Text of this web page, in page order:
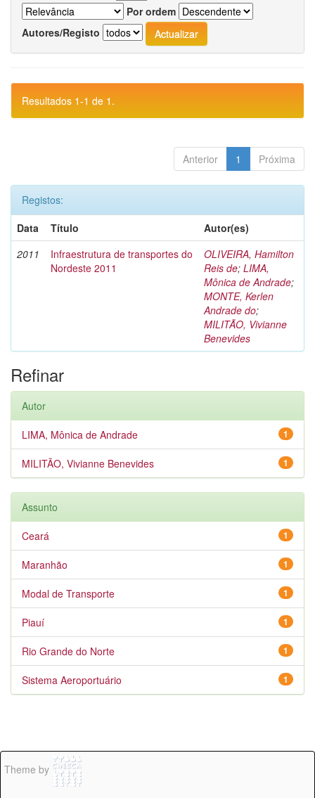
Por ordem
Autores/Registo
Resultados 1-1 de 1.
Anterior 1 Próxima
Registos:
Data
Título
Autor(es)
2011
Infraestrutura de transportes do
Nordeste 2011
OLIVEIRA, Hamilton
Reis de; LIMA,
Mônica de Andrade;
MONTE, Kerlen
Andrade do;
MILITÃO, Vivianne
Benevides
Refinar
Autor
1
LIMA, Mônica de Andrade
1
MILITÃO, Vivianne Benevides
Assunto
1
Ceará
1
Maranhão
1
Modal de Transporte
1
Piauí
1
Rio Grande do Norte
1
Sistema Aeroportuário
Theme by